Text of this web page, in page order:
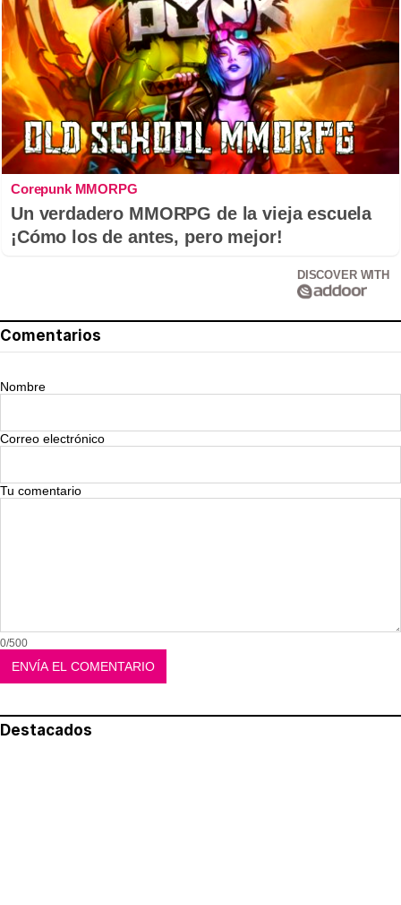
Corepunk MMORPG
Un verdadero MMORPG de la vieja escuela
¡Cómo los de antes, pero mejor!
DISCOVER WITH
Comentarios
Nombre
Correo electrónico
Tu comentario
0/500
Destacados